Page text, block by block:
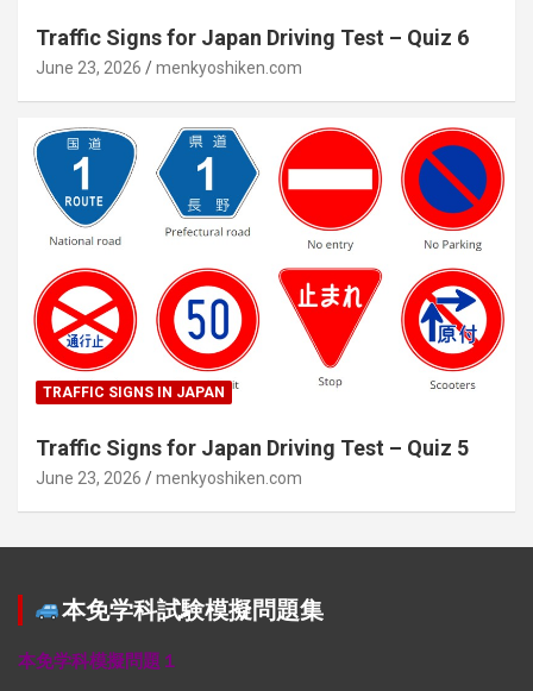
Traffic Signs for Japan Driving Test – Quiz 6
June 23, 2026 menkyoshiken.com
TRAFFIC SIGNS IN JAPAN
Traffic Signs for Japan Driving Test – Quiz 5
June 23, 2026 menkyoshiken.com
本免学科試験模擬問題集
本免学科模擬問題１